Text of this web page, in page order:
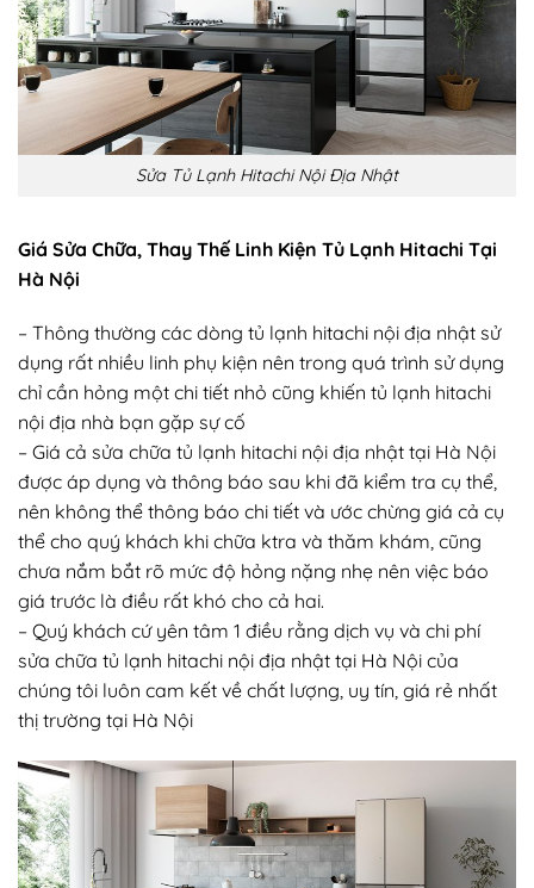
Sửa Tủ Lạnh Hitachi Nội Địa Nhật
Giá Sửa Chữa, Thay Thế Linh Kiện Tủ Lạnh Hitachi Tại
Hà Nội
– Thông thường các dòng tủ lạnh hitachi nội địa nhật sử
dụng rất nhiều linh phụ kiện nên trong quá trình sử dụng
chỉ cần hỏng một chi tiết nhỏ cũng khiến tủ lạnh hitachi
nội địa nhà bạn gặp sự cố
– Giá cả sửa chữa tủ lạnh hitachi nội địa nhật tại Hà Nội
được áp dụng và thông báo sau khi đã kiểm tra cụ thể,
nên không thể thông báo chi tiết và ước chừng giá cả cụ
thể cho quý khách khi chữa ktra và thăm khám, cũng
chưa nắm bắt rõ mức độ hỏng nặng nhẹ nên việc báo
giá trước là điều rất khó cho cả hai.
– Quý khách cứ yên tâm 1 điều rằng dịch vụ và chi phí
sửa chữa tủ lạnh hitachi nội địa nhật tại Hà Nội của
chúng tôi luôn cam kết về chất lượng, uy tín, giá rẻ nhất
thị trường tại Hà Nội